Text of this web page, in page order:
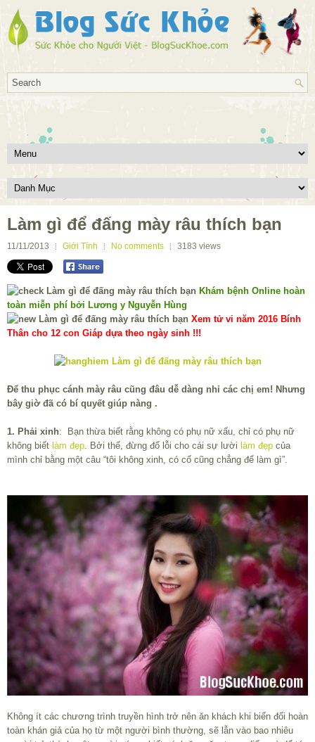
Làm gì để đấng mày râu thích bạn
11/11/2013 Giới Tính No comments 3183 views
Khám bệnh Online hoàn
toàn miễn phí bởi Lương y Nguyễn Hùng
Xem tử vi năm 2016 Bính
Thân cho 12 con Giáp dựa theo ngày sinh !!!
Để thu phục cánh mày râu cũng đâu dễ dàng nhỉ các chị em! Nhưng
bây giờ đã có bí quyết giúp nàng .
1. Phải xinh: Bạn thừa biết rằng không có phụ nữ xấu, chỉ có phụ nữ
không biết làm đẹp. Bởi thế, đừng đổ lỗi cho cái sự lười làm đẹp của
mình chỉ bằng một câu “tôi không xinh, có cố cũng chẳng để làm gì”.
Không ít các chương trình truyền hình trở nên ăn khách khi biến đổi hoàn
toàn khán giả của họ từ một người bình thường, sẽ lẫn vào bao nhiêu